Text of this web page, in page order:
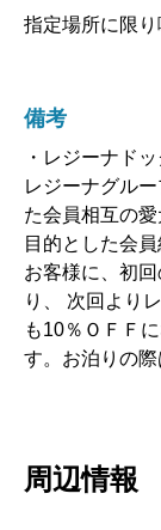
指定場所に限
備考
・レジーナド
レジーナグル
た会員相互の
目的とした会
お客様に、初
り、 次回より
も10％ＯＦＦ
す。お泊りの際
周辺情報